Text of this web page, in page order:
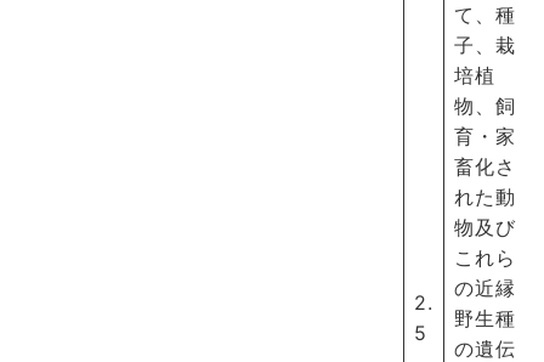
2.
5
て、種
子、栽
培植
物、飼
育・家
畜化さ
れた動
物及び
これら
の近縁
野生種
の遺伝